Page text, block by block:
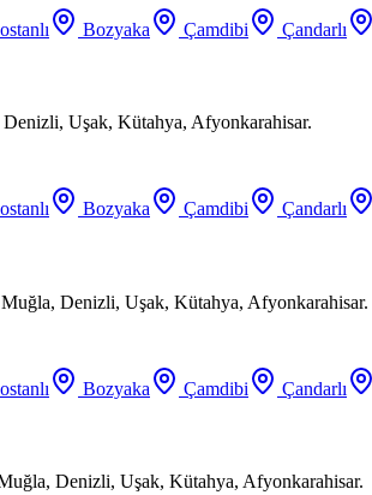
Bozyaka Çamdibi Çandarlı
Uşak, Kütahya, Afyonkarahisar.
Bozyaka Çamdibi Çandarlı
Denizli, Uşak, Kütahya, Afyonkarahisar.
Bozyaka Çamdibi Çandarlı
Denizli, Uşak, Kütahya, Afyonkarahisar.